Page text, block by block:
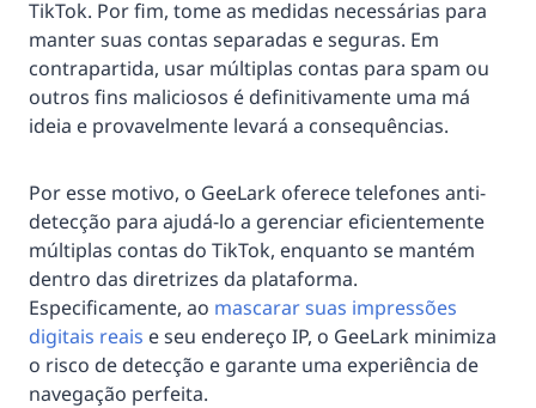
TikTok. Por fim, tome as medidas necessárias para
manter suas contas separadas e seguras. Em
contrapartida, usar múltiplas contas para spam ou
outros fins maliciosos é definitivamente uma má
ideia e provavelmente levará a consequências.
Por esse motivo, o GeeLark oferece telefones anti-
detecção para ajudá-lo a gerenciar eficientemente
múltiplas contas do TikTok, enquanto se mantém
dentro das diretrizes da plataforma.
Especificamente, ao mascarar suas impressões
digitais reais e seu endereço IP, o GeeLark minimiza
o risco de detecção e garante uma experiência de
navegação perfeita.